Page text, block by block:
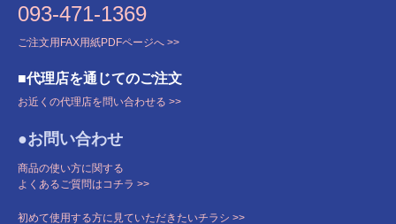
093-471-1369
ご注文用FAX用紙PDFページへ >>
■代理店を通じてのご注文
お近くの代理店を問い合わせる >>
●お問い合わせ
商品の使い方に関する
よくあるご質問はコチラ >>
初めて使用する方に見ていただきたいチラシ >>